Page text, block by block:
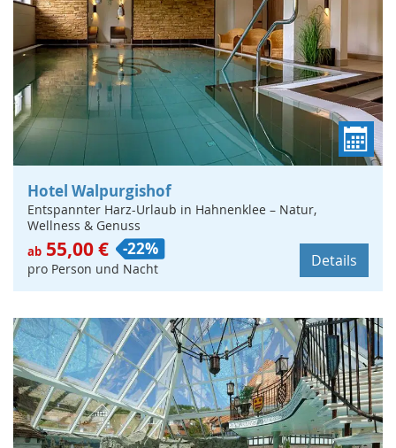
Hotel Walpurgishof
Entspannter Harz-Urlaub in Hahnenklee – Natur,
Wellness & Genuss
ab 55,00 € -22%
pro Person und Nacht Details